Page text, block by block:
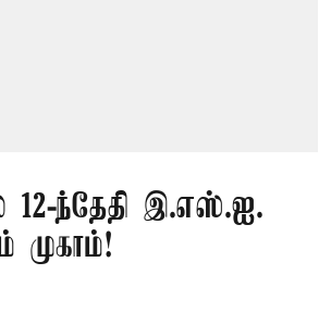
12-ந்தேதி இ.எஸ்.ஐ.
முகாம்!